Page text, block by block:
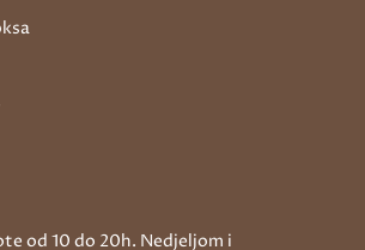
od 10 do 20h. Nedjeljom i